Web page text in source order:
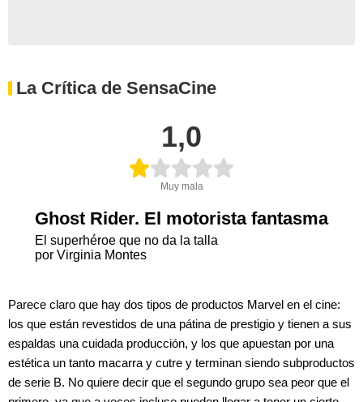
La Crítica de SensaCine
1,0
Muy mala
Ghost Rider. El motorista fantasma
El superhéroe que no da la talla
por Virginia Montes
Parece claro que hay dos tipos de productos Marvel en el cine:
los que están revestidos de una pátina de prestigio y tienen a sus
espaldas una cuidada producción, y los que apuestan por una
estética un tanto macarra y cutre y terminan siendo subproductos
de serie B. No quiere decir que el segundo grupo sea peor que el